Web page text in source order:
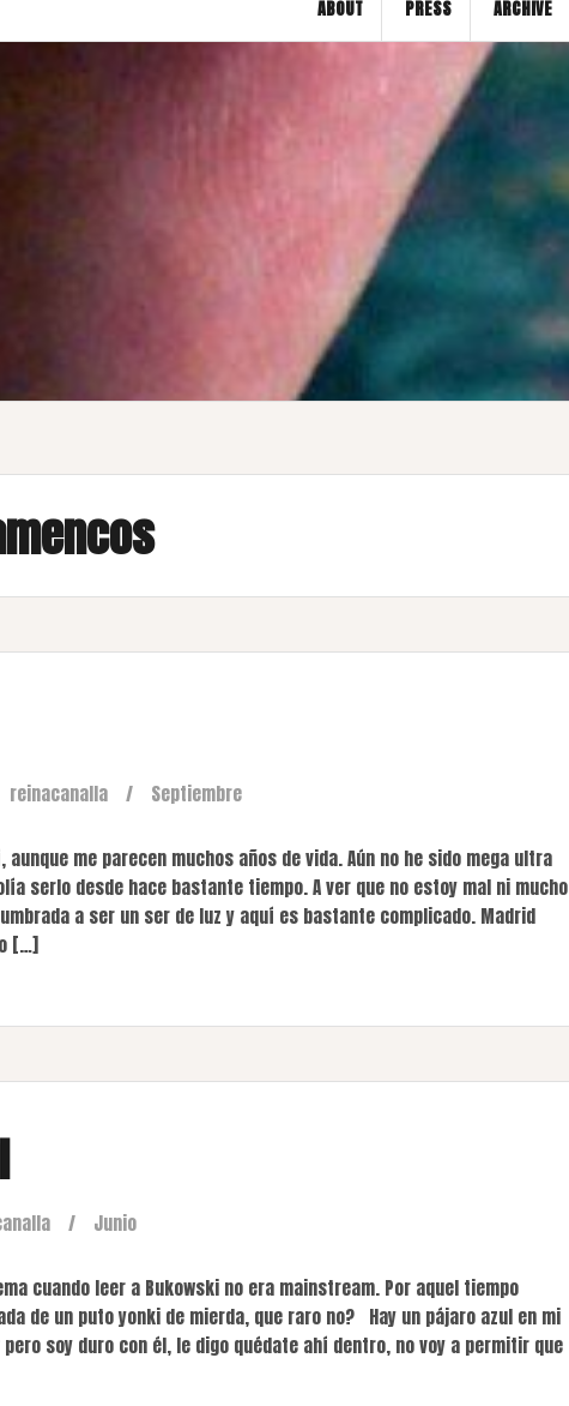
ABOUT PRESS ARCHIVE
reinacanalla Septiembre
aunque me parecen muchos años de vida. Aún no he sido mega ultra
serlo desde hace bastante tiempo. A ver que no estoy mal ni mucho
a ser un ser de luz y aquí es bastante complicado. Madrid
[…]
Junio
cuando leer a Bukowski no era mainstream. Por aquel tiempo
de un puto yonki de mierda, que raro no? Hay un pájaro azul en mi
soy duro con él, le digo quédate ahí dentro, no voy a permitir que